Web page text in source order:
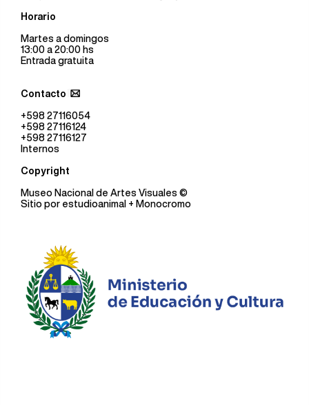
Horario
Martes a domingos
13:00 a 20:00 hs
Entrada gratuita
Contacto
+598 27116054
+598 27116124
+598 27116127
Internos
Copyright
Museo Nacional de Artes Visuales ©
Sitio por estudioanimal + Monocromo